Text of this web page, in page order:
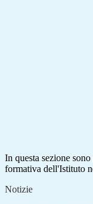
In questa sezione
formativa dell'Istituto
Notizie